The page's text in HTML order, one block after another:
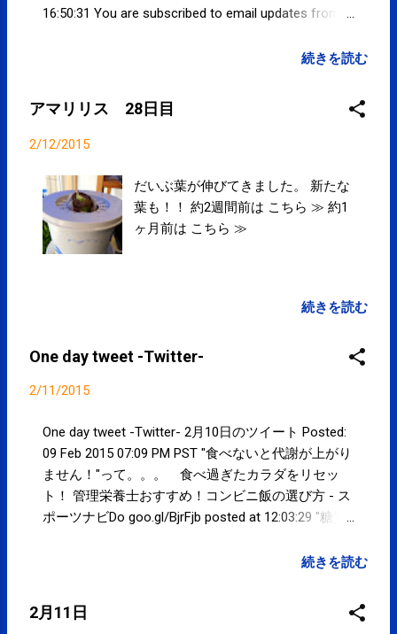
16:50:31 You are subscribed to email updates from
Twilog To stop receiving these emails, you may
Google Inc., 1600 Amphitheatre Parkway, Mountain
View, CA 94043, United States
続きを読む
アマリリス 28日目
2/12/2015
だいぶ葉が伸びてきました。 新たな
葉も！！ 約2週間前は こちら ≫ 約1
ヶ月前は こちら ≫
続きを読む
One day tweet -Twitter-
2/11/2015
One day tweet -Twitter- 2月10日のツイート Posted:
09 Feb 2015 07:09 PM PST "食べないと代謝が上がり
ません！"って。。。 食べ過ぎたカラダをリセッ
ト！ 管理栄養士おすすめ！コンビニ飯の選び方 - ス
ポーツナビDo goo.gl/BjrFjb posted at 12:03:29 "糖質
不足する"ってどの程度の不足なんだろう。。
updates from サクマフィジカルコンディショニング
(@SPCstyle) - Twilog To stop receiving these emails,
続きを読む
2月11日